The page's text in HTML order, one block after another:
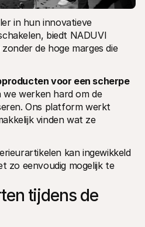
in hun innovatieve
biedt NADUVI
de hoge marges die
voor een scherpe
we werken hard om de
Ons platform werkt
vinden wat ze
kan ingewikkeld
zo eenvoudig mogelijk te
tijdens de